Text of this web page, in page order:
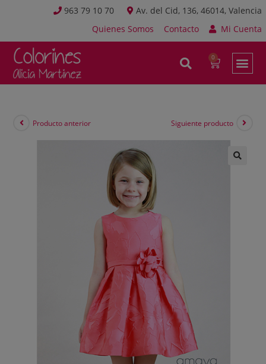
963 79 10 70
Av. del Cid, 136, 46014, Valencia
Quienes Somos
Contacto Mi Cuenta
Producto anterior Siguiente producto